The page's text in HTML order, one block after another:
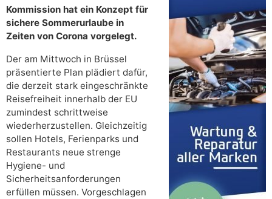
Kommission hat ein Konzept für
sichere Sommerurlaube in
Zeiten von Corona vorgelegt.
Der am Mittwoch in Brüssel
präsentierte Plan plädiert dafür,
die derzeit stark eingeschränkte
Reisefreiheit innerhalb der EU
zumindest schrittweise
wiederherzustellen. Gleichzeitig
sollen Hotels, Ferienparks und
Restaurants neue strenge
Hygiene- und
Sicherheitsanforderungen
erfüllen müssen. Vorgeschlagen